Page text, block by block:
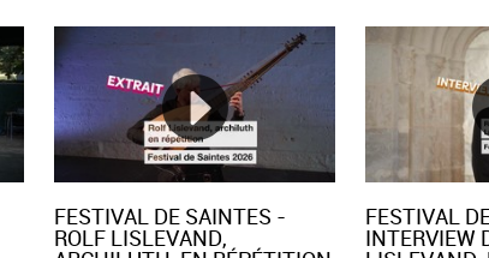
FESTIVAL DE SAINTES -
ROLF LISLEVAND,
FESTIVAL
INTERVIEW